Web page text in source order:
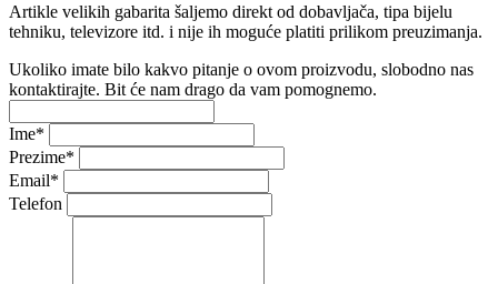
Artikle velikih gabarita šaljemo direkt od dobavljača, tipa bijelu
tehniku, televizore itd. i nije ih moguće platiti prilikom preuzimanja.
Ukoliko imate bilo kakvo pitanje o ovom proizvodu, slobodno nas
kontaktirajte. Bit će nam drago da vam pomognemo.
Ime*
Prezime*
Email*
Telefon